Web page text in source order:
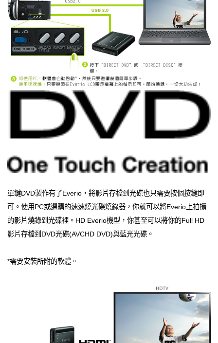
單鍵DVD製作有了Everio，將影片存檔到光碟也只需要按個按鍵即
可。使用PC或選購的速速燒光碟燒錄器，你就可以將Everio上拍攝
的影片燒錄到光碟裡。HD Everio機型，你甚至可以將你的Full HD
影片存檔到DVD光碟(AVCHD DVD)與藍光光碟。
*需要安裝所附的軟體。